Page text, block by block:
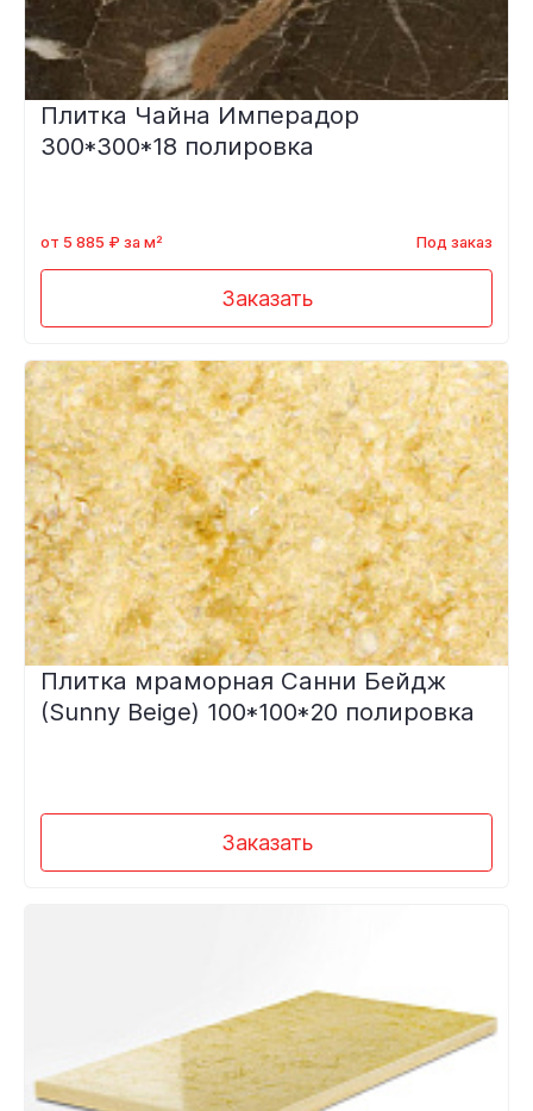
Плитка Чайна Имперадор
300*300*18 полировка
от 5 885 ₽ за м² Под заказ
Заказать
Плитка мраморная Санни Бейдж
(Sunny Beige) 100*100*20 полировка
Заказать